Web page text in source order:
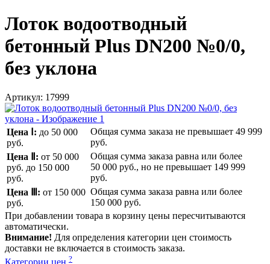
Лоток водоотводный
бетонный Plus DN200 №0/0,
без уклона
Артикул: 17999
Цена Ⅰ: до 50 000
руб.
Общая сумма заказа не превышает 49 999
руб.
Цена Ⅱ: от 50 000
руб. до 150 000
руб.
Общая сумма заказа равна или более
50 000 руб., но не превышает 149 999
руб.
Цена Ⅲ: от 150 000
руб.
Общая сумма заказа равна или более
150 000 руб.
При добавлении товара в корзину цены пересчитываются
автоматически.
Внимание! Для определения категории цен стоимость
доставки не включается в стоимость заказа.
Категории цен ?